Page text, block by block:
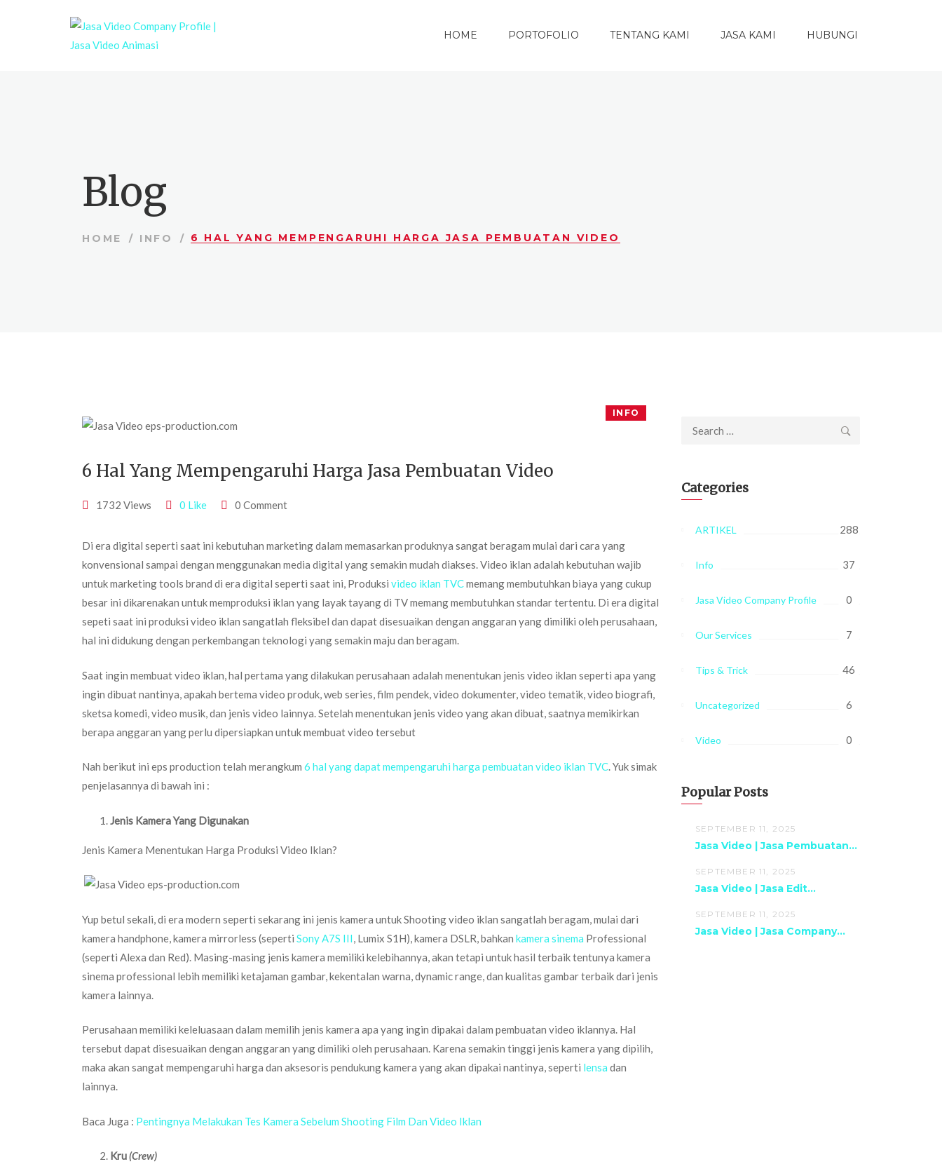
HOME PORTOFOLIO TENTANG KAMI JASA KAMI HUBUNGI
Blog
HOME INFO 6 HAL YANG MEMPENGARUHI HARGA JASA PEMBUATAN VIDEO
INFO
6 Hal Yang Mempengaruhi Harga Jasa Pembuatan Video
1732 Views 0 Like 0 Comment
Di era digital seperti saat ini kebutuhan marketing dalam memasarkan produknya sangat beragam mulai dari cara yang
konvensional sampai dengan menggunakan media digital yang semakin mudah diakses. Video iklan adalah kebutuhan wajib
untuk marketing tools brand di era digital seperti saat ini, Produksi video iklan TVCmemang membutuhkan biaya yang cukup
besar ini dikarenakan untuk memproduksi iklan yang layak tayang di TV memang membutuhkan standar tertentu. Di era digital
sepeti saat ini produksi video iklan sangatlah fleksibel dan dapat disesuaikan dengan anggaran yang dimiliki oleh perusahaan,
hal ini didukung dengan perkembangan teknologi yang semakin maju dan beragam.
Saat ingin membuat video iklan, hal pertama yang dilakukan perusahaan adalah menentukan jenis video iklan seperti apa yang
ingin dibuat nantinya, apakah bertema video produk, web series, film pendek, video dokumenter, video tematik, video biografi,
sketsa komedi, video musik, dan jenis video lainnya. Setelah menentukan jenis video yang akan dibuat, saatnya memikirkan
berapa anggaran yang perlu dipersiapkan untuk membuat video tersebut
Nah berikut ini eps production telah merangkum 6 hal yang dapat mempengaruhi harga pembuatan video iklan TVC. Yuk simak
penjelasannya di bawah ini :
Jenis Kamera Yang Digunakan
Jenis Kamera Menentukan Harga Produksi Video Iklan?
Yup betul sekali, di era modern seperti sekarang ini jenis kamera untuk Shooting video iklan sangatlah beragam, mulai dari
kamera handphone, kamera mirrorless (seperti Sony A7S III , Lumix S1H), kamera DSLR, bahkan kamera sinema Professional
(seperti Alexa dan Red). Masing-masing jenis kamera memiliki kelebihannya, akan tetapi untuk hasil terbaik tentunya kamera
sinema professional lebih memiliki ketajaman gambar, kekentalan warna, dynamic range, dan kualitas gambar terbaik dari jenis
kamera lainnya.
Perusahaan memiliki keleluasaan dalam memilih jenis kamera apa yang ingin dipakai dalam pembuatan video iklannya. Hal
tersebut dapat disesuaikan dengan anggaran yang dimiliki oleh perusahaan. Karena semakin tinggi jenis kamera yang dipilih,
maka akan sangat mempengaruhi harga dan aksesoris pendukung kamera yang akan dipakai nantinya, seperti lensa dan
lainnya.
Baca Juga : Pentingnya Melakukan Tes Kamera Sebelum Shooting Film Dan Video Iklan
Kru(Crew)
Search
Categories
ARTIKEL 288
Info 37
Jasa Video Company Profile 0
Our Services 7
Tips & Trick 46
Uncategorized 6
Video 0
Popular Posts
SEPTEMBER 11, 2025
Jasa Video | Jasa Pembuatan...
SEPTEMBER 11, 2025
Jasa Video | Jasa Edit...
SEPTEMBER 11, 2025
Jasa Video | Jasa Company...